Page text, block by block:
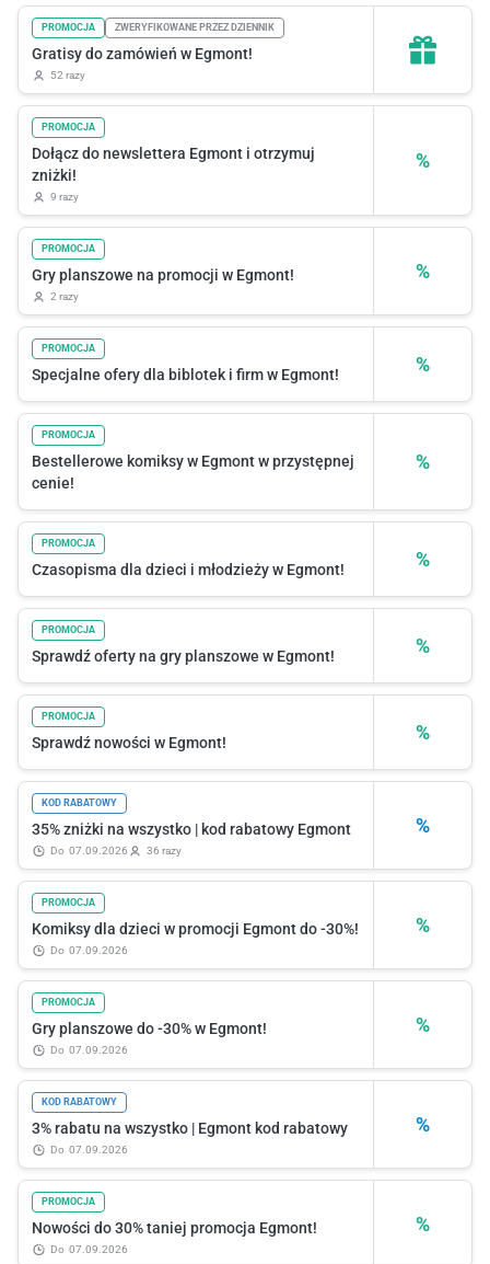
PROMOCJA ZWERYFIKOWANE PRZEZ DZIENNIK
Gratisy do zamówień w Egmont!
52 razy
%
PROMOCJA
Dołącz do newslettera Egmont i otrzymuj
zniżki!
9 razy
%
PROMOCJA
Gry planszowe na promocji w Egmont!
2 razy
%
PROMOCJA
Specjalne ofery dla biblotek i firm w Egmont!
%
PROMOCJA
Bestellerowe komiksy w Egmont w przystępnej
cenie!
%
PROMOCJA
Czasopisma dla dzieci i młodzieży w Egmont!
%
PROMOCJA
Sprawdź oferty na gry planszowe w Egmont!
%
PROMOCJA
Sprawdź nowości w Egmont!
%
KOD RABATOWY
35% zniżki na wszystko | kod rabatowy Egmont
do 07.09.2026 36 razy
%
PROMOCJA
Komiksy dla dzieci w promocji Egmont do -30%!
do 07.09.2026
%
PROMOCJA
Gry planszowe do -30% w Egmont!
do 07.09.2026
%
KOD RABATOWY
3% rabatu na wszystko | Egmont kod rabatowy
do 07.09.2026
%
PROMOCJA
Nowości do 30% taniej promocja Egmont!
do 07.09.2026